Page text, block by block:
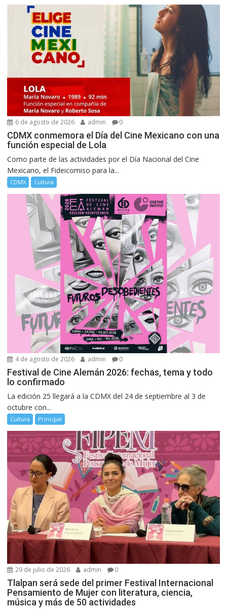
6 de agosto de 2026 admin 0
CDMX conmemora el Día del Cine Mexicano con una
función especial de Lola
Como parte de las actividades por el Día Nacional del Cine
Mexicano, el Fideicomiso para la...
CDMX Cultura
4 de agosto de 2026 admin 0
Festival de Cine Alemán 2026: fechas, tema y todo
lo confirmado
La edición 25 llegará a la CDMX del 24 de septiembre al 3 de
octubre con...
Cultura Principal
29 de julio de 2026 admin 0
Tlalpan será sede del primer Festival Internacional
Pensamiento de Mujer con literatura, ciencia,
música y más de 50 actividades